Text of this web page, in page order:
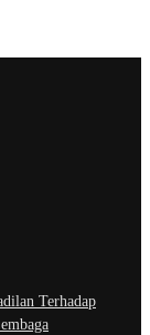
Terhadap